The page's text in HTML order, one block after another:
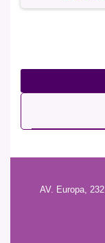
AV. Europa,